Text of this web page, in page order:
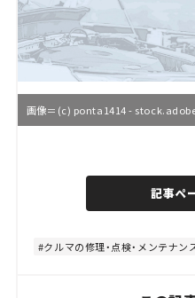
画像＝(c) ponta1414 -
記事ペ
クルマの修理・点検・メンテナン